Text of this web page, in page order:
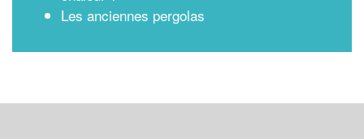
Les anciennes pergolas